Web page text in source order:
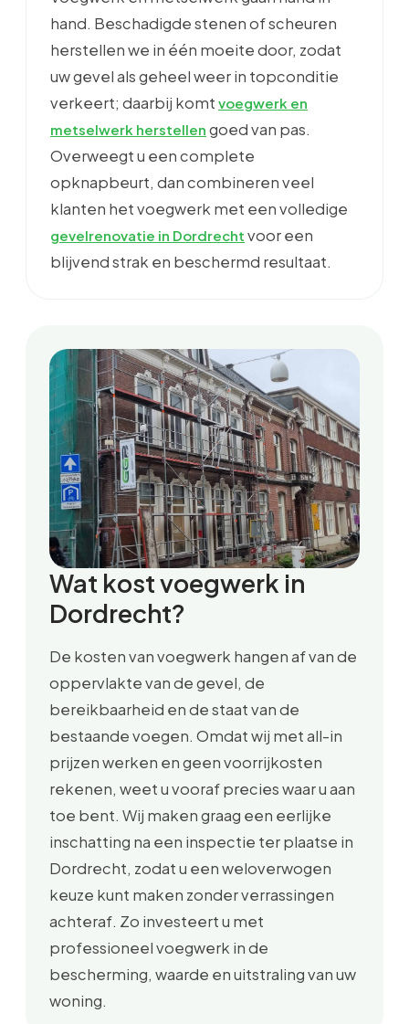
hand. Beschadigde stenen of scheuren
herstellen we in één moeite door, zodat
uw gevel als geheel weer in topconditie
verkeert; daarbij komt voegwerk en
metselwerk herstellen goed van pas.
Overweegt u een complete
opknapbeurt, dan combineren veel
klanten het voegwerk met een volledige
gevelrenovatie in Dordrecht voor een
blijvend strak en beschermd resultaat.
Wat kost voegwerk in
Dordrecht?
De kosten van voegwerk hangen af van de
oppervlakte van de gevel, de
bereikbaarheid en de staat van de
bestaande voegen. Omdat wij met all-in
prijzen werken en geen voorrijkosten
rekenen, weet u vooraf precies waar u aan
toe bent. Wij maken graag een eerlijke
inschatting na een inspectie ter plaatse in
Dordrecht, zodat u een weloverwogen
keuze kunt maken zonder verrassingen
achteraf. Zo investeert u met
professioneel voegwerk in de
bescherming, waarde en uitstraling van uw
woning.